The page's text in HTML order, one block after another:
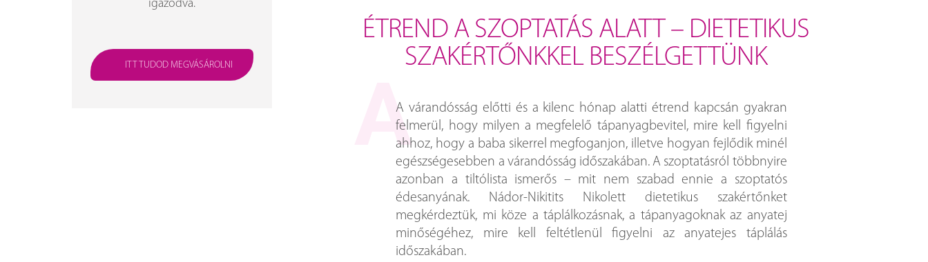
ÉTREND A SZOPTATÁS ALATT – DIETETIKUS
SZAKÉRTŐNKKEL BESZÉLGETTÜNK
A várandósság előtti és a kilenc hónap alatti étrend kapcsán gyakran
felmerül, hogy milyen a megfelelő tápanyagbevitel, mire kell figyelni
ahhoz, hogy a baba sikerrel megfoganjon, illetve hogyan fejlődik minél
egészségesebben a várandósság időszakában. A szoptatásról többnyire
azonban a tiltólista ismerős – mit nem szabad ennie a szoptatós
édesanyának. Nádor-Nikitits Nikolett dietetikus szakértőnket
megkérdeztük, mi köze a táplálkozásnak, a tápanyagoknak az anyatej
minőségéhez, mire kell feltétlenül figyelni az anyatejes táplálás
időszakában.
igazodva.
ITT TUDOD MEGVÁSÁROLNI